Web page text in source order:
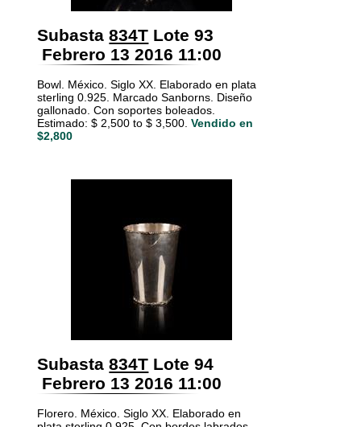
Subasta 834T Lote 93
Febrero 13 2016 11:00
Bowl. México. Siglo XX. Elaborado en plata
sterling 0.925. Marcado Sanborns. Diseño
gallonado. Con soportes boleados.
Estimado: $ 2,500 to $ 3,500. Vendido en
$2,800
Subasta 834T Lote 94
Febrero 13 2016 11:00
Florero. México. Siglo XX. Elaborado en